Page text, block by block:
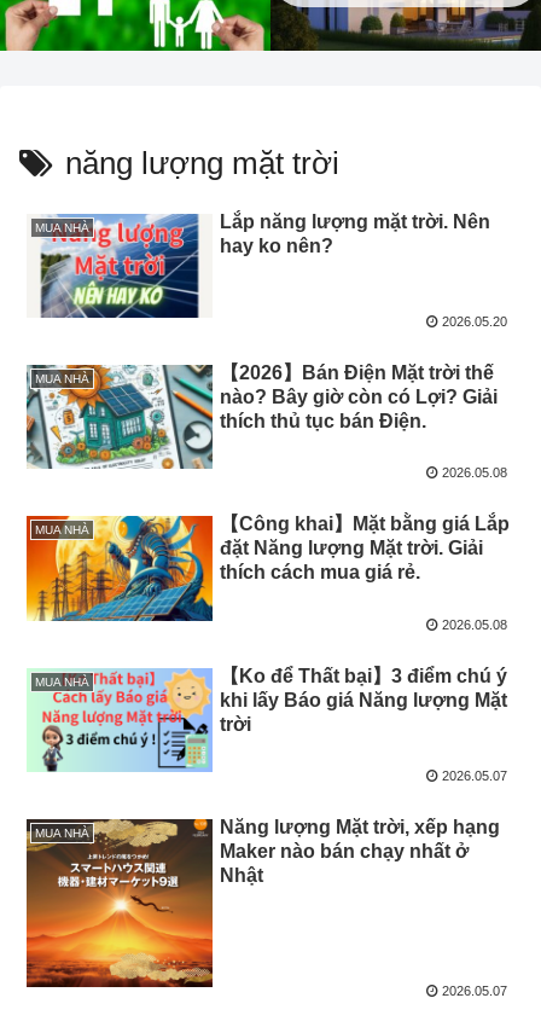
năng lượng mặt trời
MUA NHÀ
Lắp năng lượng mặt trời. Nên
hay ko nên?
2026.05.20
MUA NHÀ
【2026】Bán Điện Mặt trời thế
nào? Bây giờ còn có Lợi? Giải
thích thủ tục bán Điện.
2026.05.08
MUA NHÀ
【Công khai】Mặt bằng giá Lắp
đặt Năng lượng Mặt trời. Giải
thích cách mua giá rẻ.
2026.05.08
MUA NHÀ
【Ko để Thất bại】3 điểm chú ý
khi lấy Báo giá Năng lượng Mặt
trời
2026.05.07
MUA NHÀ
Năng lượng Mặt trời, xếp hạng
Maker nào bán chạy nhất ở
Nhật
2026.05.07